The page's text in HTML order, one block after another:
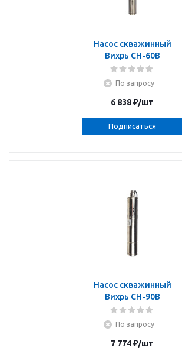
Насос скважинный
Вихрь СН-60B
По запросу
6 838₽/шт
Подписаться
Насос скважинный
Вихрь СН-90B
По запросу
7 774₽/шт